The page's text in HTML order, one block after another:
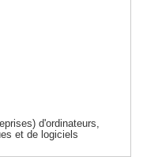
d'ordinateurs,
et de logiciels